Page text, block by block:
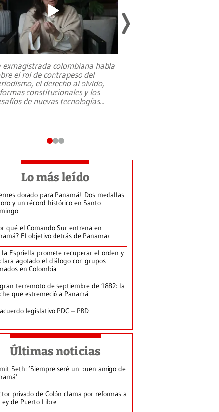
exmagistrada colombiana habla
el rol de contrapeso del
el derecho al olvido,
constitucionales y los
de nuevas tecnologías...
Lo más leído
dorado para Panamá!: Dos medallas
y un récord histórico en Santo
qué el Comando Sur entrena en
El objetivo detrás de Panamax
la Espriella promete recuperar el orden y
agotado el diálogo con grupos
en Colombia
terremoto de septiembre de 1882: la
que estremeció a Panamá
legislativo PDC – PRD
Últimas noticias
Seth: ‘Siempre seré un buen amigo de
privado de Colón clama por reformas a
de Puerto Libre